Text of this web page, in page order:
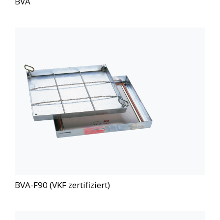
BVA-F90 (VKF zertifiziert)